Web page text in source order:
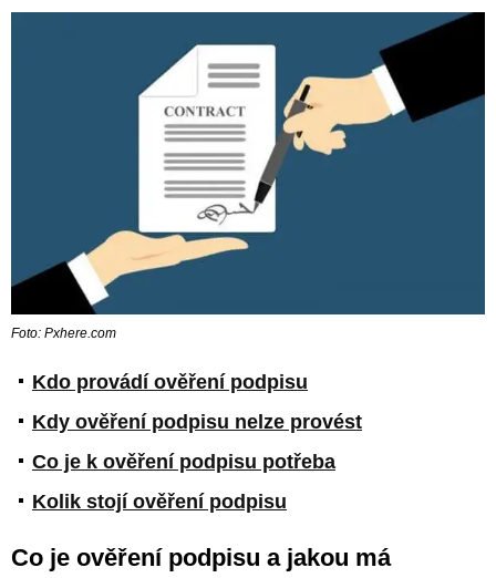
Foto: Pxhere.com
Kdo provádí ověření podpisu
Kdy ověření podpisu nelze provést
Co je k ověření podpisu potřeba
Kolik stojí ověření podpisu
Co je ověření podpisu a jakou má